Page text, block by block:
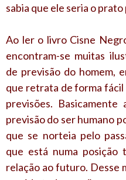
sabia que ele seria o
Ao ler o livro Cisne
encontram-se muitas
de previsão do homem,
que retrata de forma fácil
previsões.
previsão do ser humano
que se norteia pelo
que está numa posição
relação ao futuro. Desse